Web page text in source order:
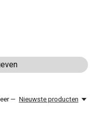
— Nieuwste producten